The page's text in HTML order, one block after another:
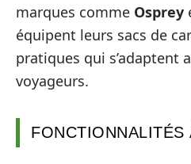
marques comme Osprey
équipent leurs sacs de
pratiques qui s’adaptent
voyageurs.